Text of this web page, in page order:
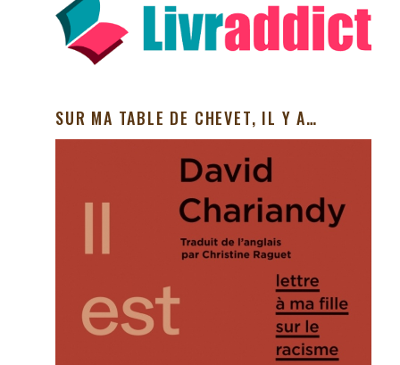
SUR MA TABLE DE CHEVET, IL Y A…